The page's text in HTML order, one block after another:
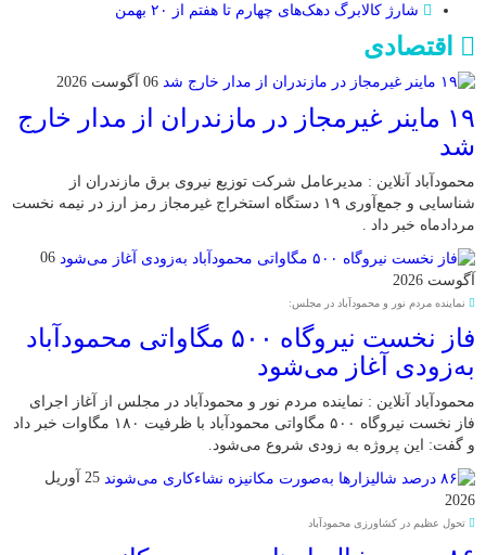
شارژ کالابرگ دهک‌های چهارم تا هفتم از ۲۰ بهمن
اقتصادی
06 آگوست 2026
۱۹ ماینر غیرمجاز در مازندران از مدار خارج
شد
محمودآباد آنلاین : مدیرعامل شرکت توزیع نیروی برق مازندران از
شناسایی و جمع‌آوری ۱۹ دستگاه استخراج غیرمجاز رمز ارز در نیمه نخست
مردادماه خبر داد .
06
آگوست 2026
نماینده مردم نور و محمودآباد در مجلس:
فاز نخست نیروگاه ۵۰۰ مگاواتی محمودآباد
به‌زودی آغاز می‌شود
محمودآباد آنلاین : نماینده مردم نور و محمودآباد در مجلس از آغاز اجرای
فاز نخست نیروگاه ۵۰۰ مگاواتی محمودآباد با ظرفیت ۱۸۰ مگاوات خبر داد
و گفت: این پروژه به زودی شروع می‌شود.
25 آوریل
2026
تحول عظیم در کشاورزی محمودآباد